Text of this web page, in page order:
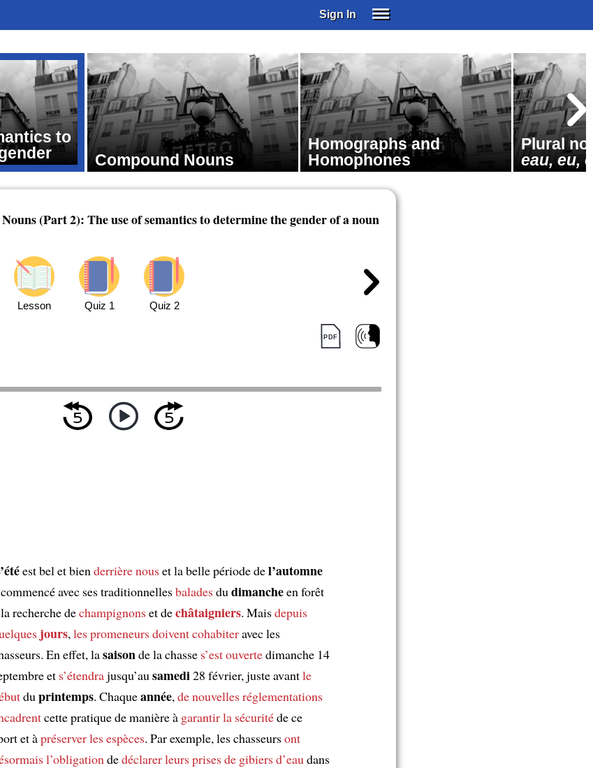
Sign In
SUBSCRIBE
EDUCATIONAL LICENSES
GIFT CARDS
OTHER LANGUAGES
ABOUT US
ALEXA
to
Compound Nouns
Homographs and
Homophones
Plural
eau, eu,
(Part 2): The use of semantics to determine the gender of a noun
Lesson Quiz 1 Quiz 2
est bel et bien derrière nouset la belle période del’automne
avec ses traditionnellesbaladesdu dimancheen forêt
recherche dechampignonset dechâtaigniers. Maisdepuis
jours, les promeneursdoivent cohabiteravec les
En effet, lasaisonde la chasse s’est ouvertedimanche 14
et s’étendrajusqu’au samedi28 février, juste avantle
du printemps. Chaqueannée, de nouvelles réglementations
cette pratique de manière à garantir la sécuritéde ce
et àpréserver les espèces. Par exemple, les chasseursont
l’obligation dedéclarerleurs prises de gibiers d’eau dans